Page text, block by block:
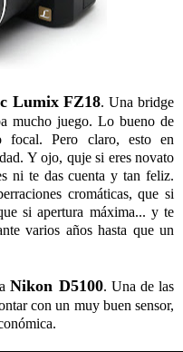
Lumix FZ18. Una bridge
mucho juego. Lo bueno de
focal. Pero claro, esto en
Y ojo, quje si eres novato
ni te das cuenta y tan feliz.
cromáticas, que si
si apertura máxima... y te
varios años hasta que un
Nikon D5100. Una de las
con un muy buen sensor,